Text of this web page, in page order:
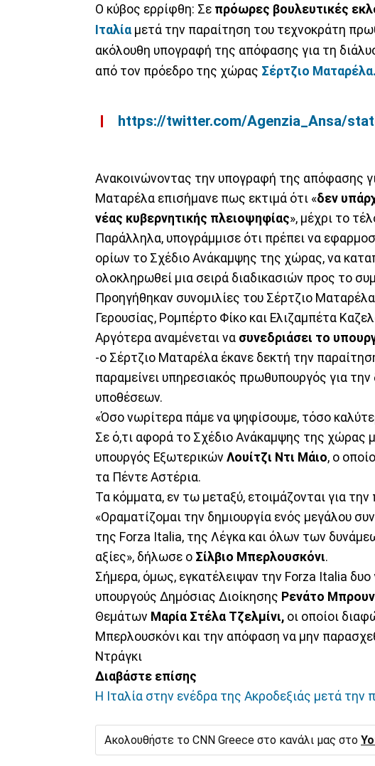
Ο κύβος ερρίφθη: Σε πρόωρες βουλευτικές
Ιταλία μετά την παραίτηση του τεχνοκράτη
ακόλουθη υπογραφή της απόφασης για τη
από τον πρόεδρο της χώρας Σέρτζιο Ματαρέλα.
https://twitter.com/Agenzia_Ansa/
Ανακοινώνοντας την υπογραφή της απόφασης
Ματαρέλα επισήμανε πως εκτιμά ότι «δεν
νέας κυβερνητικής πλειοψηφίας», μέχρι το
Παράλληλα, υπογράμμισε ότι πρέπει να
ορίων το Σχέδιο Ανάκαμψης της χώρας, να
ολοκληρωθεί μια σειρά διαδικασιών προς το
Προηγήθηκαν συνομιλίες του Σέρτζιο
Γερουσίας, Ρομπέρτο Φίκο και Ελιζαμπέτα
Αργότερα αναμένεται να συνεδριάσει το
-ο Σέρτζιο Ματαρέλα έκανε δεκτή την
παραμείνει υπηρεσιακός πρωθυπουργός για
υποθέσεων.
«Όσο νωρίτερα πάμε να ψηφίσουμε, τόσο
Σε ό,τι αφορά το Σχέδιο Ανάκαμψης της χώρας
υπουργός Εξωτερικών Λουίτζι Ντι Μάιο, ο
τα Πέντε Αστέρια.
Τα κόμματα, εν τω μεταξύ, ετοιμάζονται για την
«Οραματίζομαι την δημιουργία ενός μεγάλου
της Forza Italia, της Λέγκα και όλων των
αξίες», δήλωσε ο Σίλβιο Μπερλουσκόνι.
Σήμερα, όμως, εγκατέλειψαν την Forza Italia
υπουργούς Δημόσιας Διοίκησης Ρενάτο
Θεμάτων Μαρία Στέλα Τζελμίνι, οι οποίοι
Μπερλουσκόνι και την απόφαση να μην
Ντράγκι
Διαβάστε επίσης
Η Ιταλία στην ενέδρα της Ακροδεξιάς μετά την
Ακολουθήστε το CNN Greece στο κανάλι μας στο